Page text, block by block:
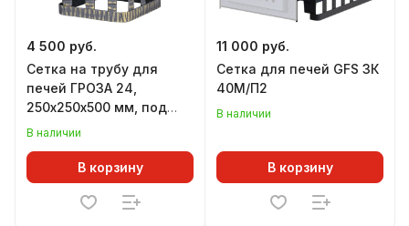
4 500 руб.
Сетка на трубу для
печей ГРОЗА 24,
250х250х500 мм, под
ШИБЕР
В наличии
В корзину
11 000 руб.
Сетка для печей GFS ЗК
40М/П2
В наличии
В корзину